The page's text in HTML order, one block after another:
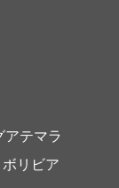
アテマラ
ボリビア